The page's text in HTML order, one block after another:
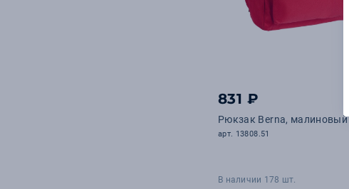
831 ₽
Рюкзак Berna, малиновый
арт. 13808.51
В наличии 178 шт.